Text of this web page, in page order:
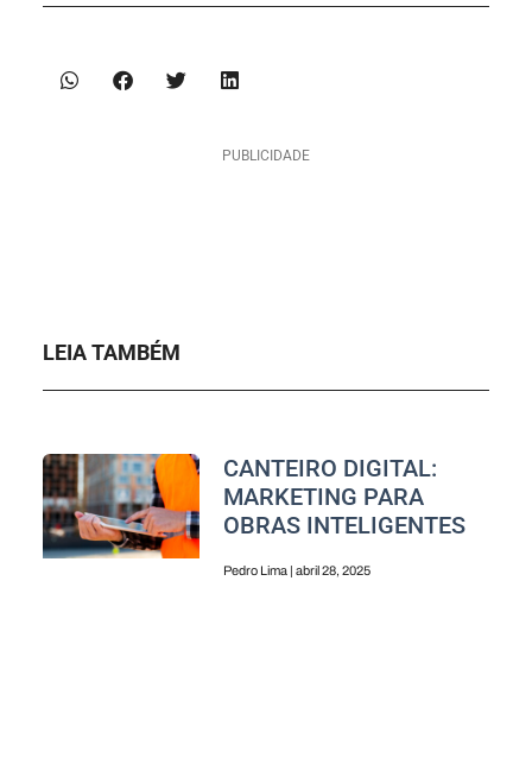
PUBLICIDADE
LEIA TAMBÉM
CANTEIRO DIGITAL:
MARKETING PARA
OBRAS INTELIGENTES
Pedro Lima abril 28, 2025